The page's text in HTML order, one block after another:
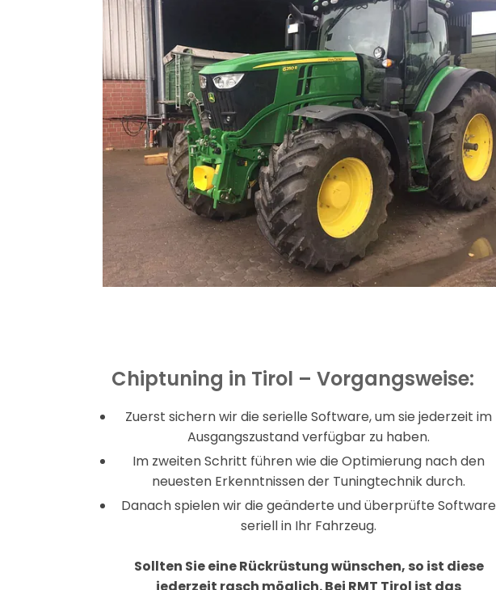
Chiptuning in Tirol – Vorgangsweise:
Zuerst sichern wir die serielle Software, um sie jederzeit im
Ausgangszustand verfügbar zu haben.
Im zweiten Schritt führen wie die Optimierung nach den
neuesten Erkenntnissen der Tuningtechnik durch.
Danach spielen wir die geänderte und überprüfte Software
seriell in Ihr Fahrzeug.
Sollten Sie eine Rückrüstung wünschen, so ist diese